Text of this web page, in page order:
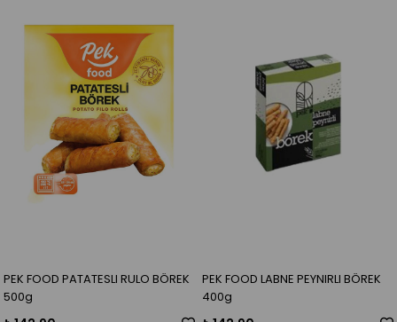
PEK FOOD PATATESLI RULO BÖREK
500g
PEK FOOD LABNE PEYNIRLI BÖREK
400g